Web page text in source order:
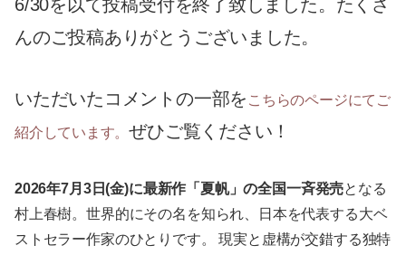
6/30を以て投稿受付を終了致しました。たくさ
んのご投稿ありがとうございました。
いただいたコメントの一部を こちらのページにてご
紹介しています。ぜひご覧ください！
2026年7月3日(金)に最新作「夏帆」の全国一斉発売となる
村上春樹。世界的にその名を知られ、日本を代表する大ベ
ストセラー作家のひとりです。 現実と虚構が交錯する独特